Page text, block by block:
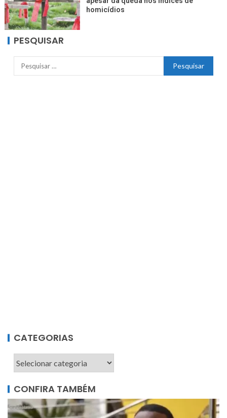
homicídios
PESQUISAR
CATEGORIAS
CONFIRA TAMBÉM